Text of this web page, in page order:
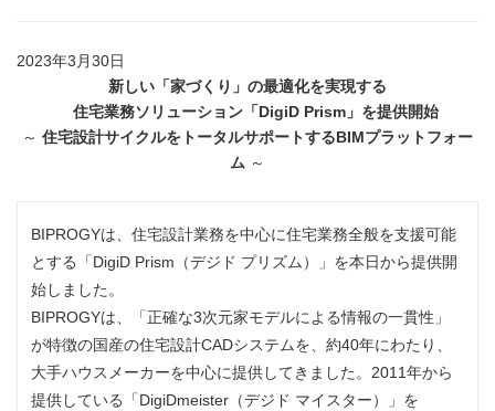
2023年3月30日
新しい「家づくり」の最適化を実現する
住宅業務ソリューション「 DigiD Prism」を提供開始
～ 住宅設計サイクルをトータルサポートする BIM プラットフォー
ム ～
BIPROGYは、住宅設計業務を中心に住宅業務全般を支援可能
とする「DigiD Prism（デジド プリズム）」を本日から提供開
始しました。
BIPROGYは、「正確な3次元家モデルによる情報の一貫性」
が特徴の国産の住宅設計CADシステムを、約40年にわたり、
大手ハウスメーカーを中心に提供してきました。2011年から
提供している「DigiDmeister（デジド マイスター）」を